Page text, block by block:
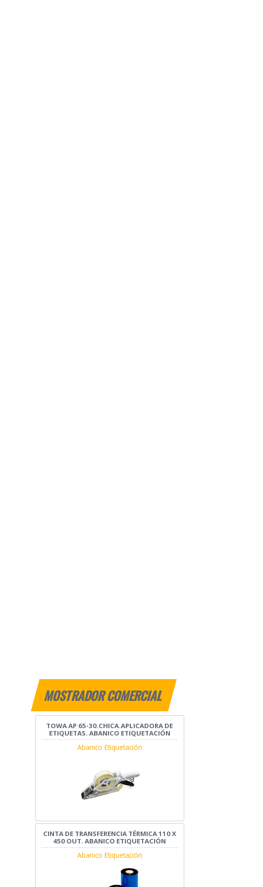
MOSTRADOR COMERCIAL
TOWA AP 65-30.CHICA.APLICADORA DE
ETIQUETAS. ABANICO ETIQUETACIÓN
Abanico Etiquetación
CINTA DE TRANSFERENCIA TÉRMICA 110 X
450 OUT. ABANICO ETIQUETACIÓN
Abanico Etiquetación